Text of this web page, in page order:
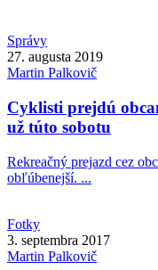
Správy
27. augusta 2019
Martin Palkovič
Cyklisti prejdú
už túto sobotu
Rekreačný prejazd cez
obľúbenejší. ...
Fotky
3. septembra 2017
Martin Palkovič